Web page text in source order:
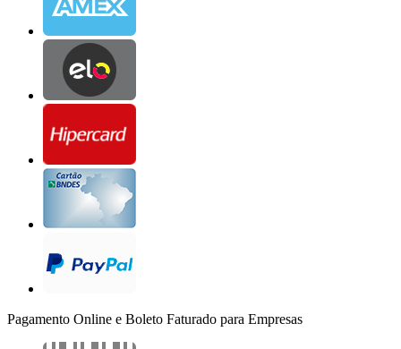
Pagamento Online e Boleto Faturado para Empresas